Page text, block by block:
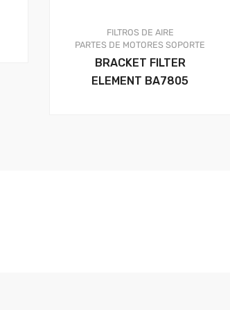
FILTROS DE AIRE
PARTES DE MOTORES SOPORTE
BRACKET FILTER
ELEMENT BA7805